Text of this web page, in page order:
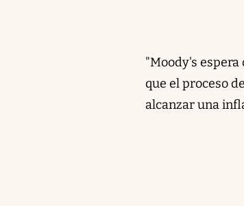
"Moody's
que el proceso
alcanzar una